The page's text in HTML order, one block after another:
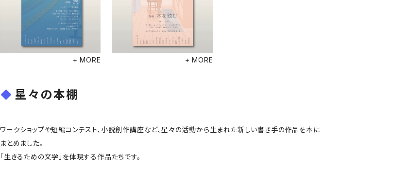
+ MORE + MORE
星々の本棚
ワークショップや短編コンテスト、小説創作講座など、星々の活動から生まれた新しい書き手の作品を本に
まとめました。
「生きるための文学」を体現する作品たちです。